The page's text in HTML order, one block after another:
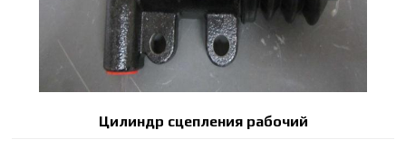
Цилиндр сцепления рабочий